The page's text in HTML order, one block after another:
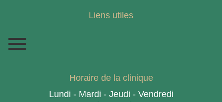
Liens utiles
Horaire de la clinique
Lundi - Mardi - Jeudi - Vendredi